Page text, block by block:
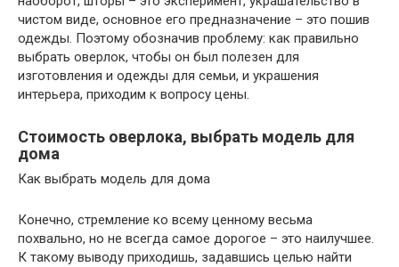
чистом виде, основное его предназначение – это пошив
одежды. Поэтому обозначив проблему: как правильно
выбрать оверлок, чтобы он был полезен для
изготовления и одежды для семьи, и украшения
интерьера, приходим к вопросу цены.
Стоимость оверлока, выбрать модель для
дома
Как выбрать модель для дома
Конечно, стремление ко всему ценному весьма
похвально, но не всегда самое дорогое – это наилучшее.
К такому выводу приходишь, задавшись целью найти